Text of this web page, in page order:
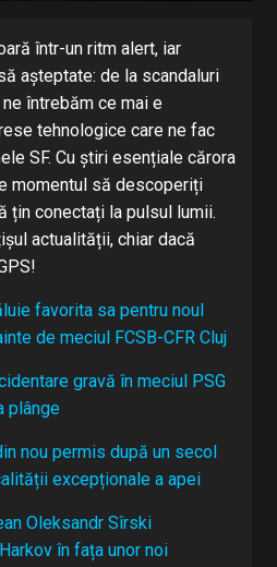
într-un ritm alert, iar
așteptate: de la scandaluri
întrebăm ce mai e
tehnologice care ne fac
SF. Cu știri esențiale cărora
momentul să descoperiți
țin conectați la pulsul lumii.
actualității, chiar dacă
favorita sa pentru noul
de meciul FCSB-CFR Cluj
gravă în meciul PSG
plânge
nou permis după un secol
excepționale a apei
Oleksandr Sîrski
în fața unor noi